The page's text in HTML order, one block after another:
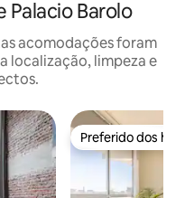
Barolo
acomodações foram
localização, limpeza e
Preferido dos
Preferido dos